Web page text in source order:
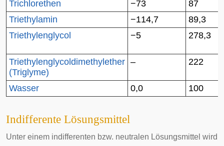
Trichlorethen
−73
87
Triethylamin
−114,7
89,3
Triethylenglycol
−5 278,3
Triethylenglycoldimethylether
(Triglyme)
– 222
Wasser 0,0 100
Indifferente Lösungsmittel
Unter einem indifferenten bzw. neutralen Lösungsmittel wird